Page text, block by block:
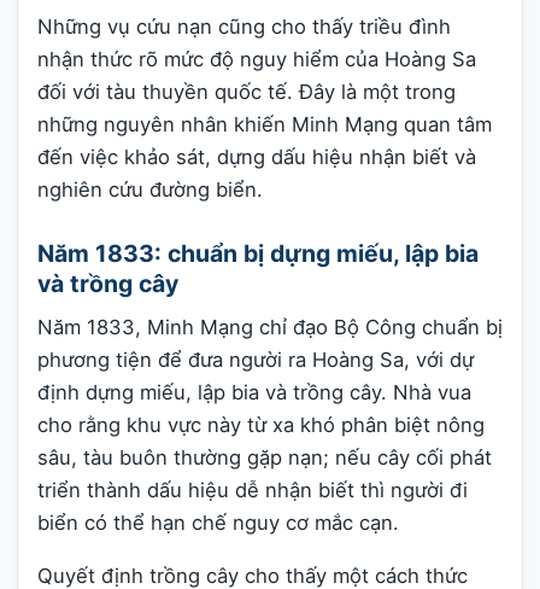
Những vụ cứu nạn cũng cho thấy triều đình
nhận thức rõ mức độ nguy hiểm của Hoàng Sa
đối với tàu thuyền quốc tế. Đây là một trong
những nguyên nhân khiến Minh Mạng quan tâm
đến việc khảo sát, dựng dấu hiệu nhận biết và
nghiên cứu đường biển.
Năm 1833: chuẩn bị dựng miếu, lập bia
và trồng cây
Năm 1833, Minh Mạng chỉ đạo Bộ Công chuẩn bị
phương tiện để đưa người ra Hoàng Sa, với dự
định dựng miếu, lập bia và trồng cây. Nhà vua
cho rằng khu vực này từ xa khó phân biệt nông
sâu, tàu buôn thường gặp nạn; nếu cây cối phát
triển thành dấu hiệu dễ nhận biết thì người đi
biển có thể hạn chế nguy cơ mắc cạn.
Quyết định trồng cây cho thấy một cách thức